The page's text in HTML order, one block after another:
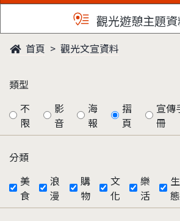
觀光遊憩主題
首頁 觀光文宣資料
類型
不
限
影
音
海
報
摺
頁
宣傳
冊
分類
美
食
浪
漫
購
物
文
化
樂
活
生
態